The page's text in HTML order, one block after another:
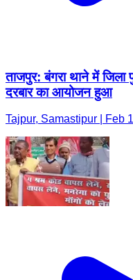
ताजपुर: बंगरा थाने में
दरबार का आयोजन हुआ
Tajpur, Samastipur | Feb